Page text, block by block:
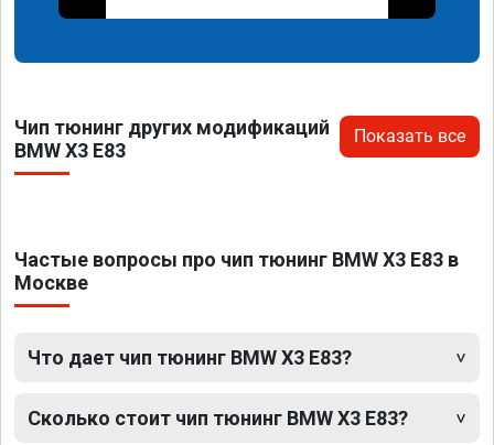
Чип тюнинг других модификаций
BMW X3 E83
Показать все
Частые вопросы про чип тюнинг BMW X3 E83 в
Москве
Что дает чип тюнинг BMW X3 E83?
Сколько стоит чип тюнинг BMW X3 E83?